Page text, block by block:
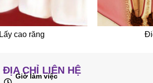
Lấy cao răng
ĐỊA CHỈ LIÊN HỆ
Giờ làm việc